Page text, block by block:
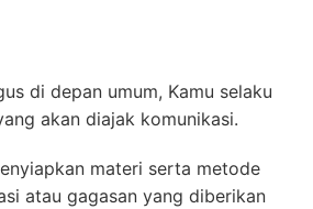
di depan umum, Kamu selaku
akan diajak komunikasi.
materi serta metode
atau gagasan yang diberikan